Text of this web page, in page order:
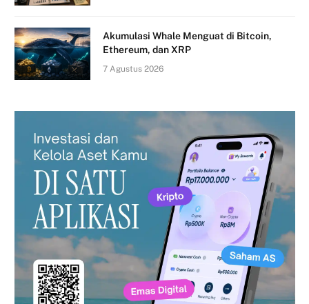
Akumulasi Whale Menguat di Bitcoin,
Ethereum, dan XRP
7 Agustus 2026